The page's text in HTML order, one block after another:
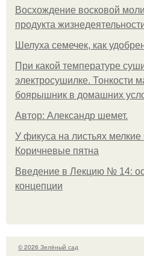
Восхождение восковой
продукта
Шелуха семечек, как
При какой температуре
электросушилке. Тонкости
боярышник в домашних
Автор: Александр шемет.
У фикуса на листьях мелкие
Коричневые пятна
Введение в Лекцию № 14:
концепции
© 2026 Зелёный сад